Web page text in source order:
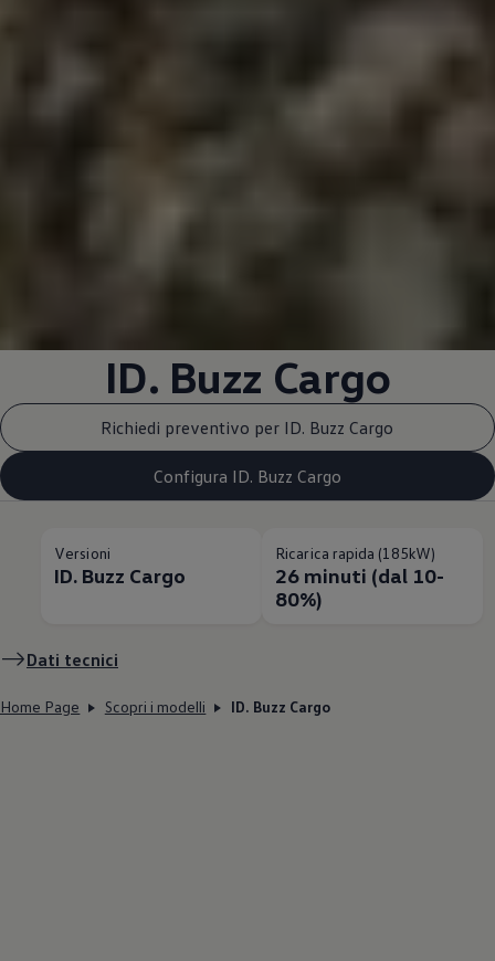
ID. Buzz Cargo
Richiedi preventivo per ID. Buzz Cargo
Configura ID. Buzz Cargo
Versioni
ID. Buzz Cargo
Ricarica rapida (185kW)
26 minuti (dal 10-
80%)
Dati tecnici
Home Page Scopri i modelli ID. Buzz Cargo